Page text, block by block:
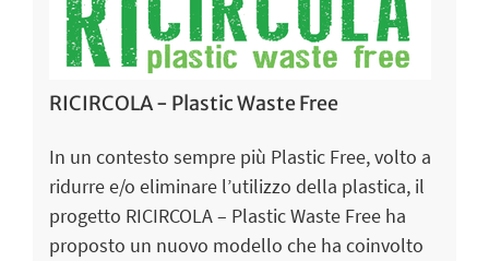
RICIRCOLA - Plastic Waste Free
In un contesto sempre più Plastic Free, volto a
ridurre e/o eliminare l’utilizzo della plastica, il
progetto RICIRCOLA – Plastic Waste Free ha
proposto un nuovo modello che ha coinvolto